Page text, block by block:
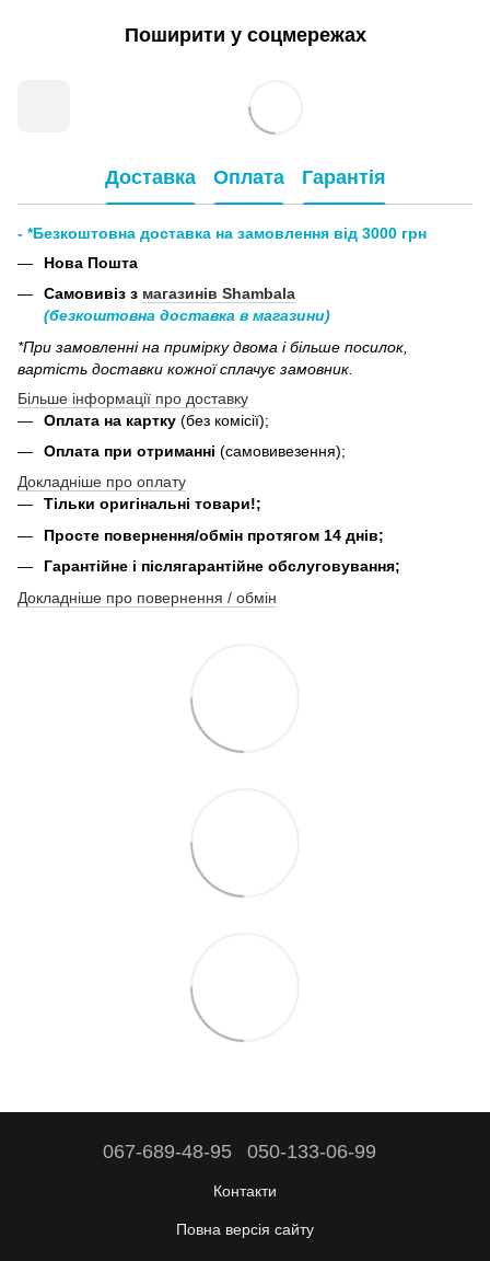
Поширити у соцмережах
Доставка Оплата Гарантія
- *Безкоштовна доставка на замовлення від 3000 грн
Нова Пошта
Самовивіз з магазинів Shambala
(безкоштовна доставка в магазини)
*При замовленні на примірку двома і більше посилок,
вартість доставки кожної сплачує замовник.
Більше інформації про доставку
Оплата на картку (без комісії);
Оплата при отриманні (самовивезення);
Докладніше про оплату
Тільки оригінальні товари!;
Просте повернення/обмін протягом 14 днів;
Гарантійне і післягарантійне обслуговування;
Докладніше про повернення / обмін
067-689-48-95 050-133-06-99
Контакти
Повна версія сайту